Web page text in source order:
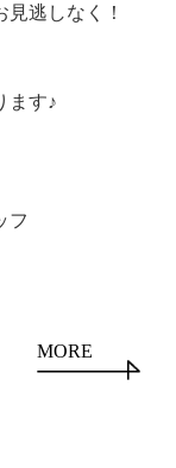
逃しなく！
ます♪
フ
MORE